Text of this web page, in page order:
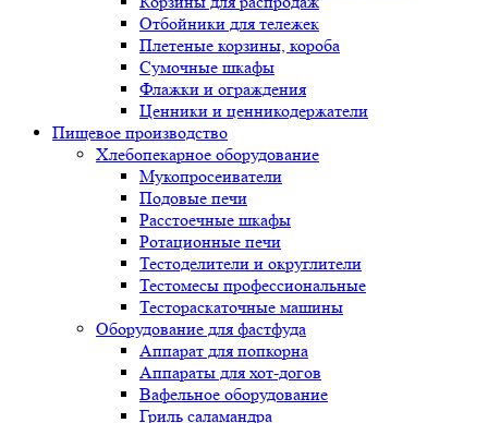
Отбойники для тележек
Плетеные корзины, короба
Сумочные шкафы
Флажки и ограждения
Ценники и ценникодержатели
Пищевое производство
Хлебопекарное оборудование
Мукопросеиватели
Подовые печи
Расстоечные шкафы
Ротационные печи
Тестоделители и округлители
Тестомесы профессиональные
Тестораскаточные машины
Оборудование для фастфуда
Аппарат для попкорна
Аппараты для хот-догов
Вафельное оборудование
Гриль саламандра